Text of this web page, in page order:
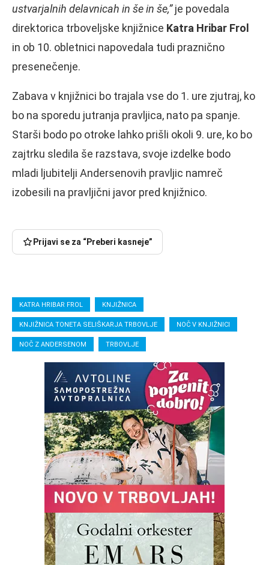
ustvarjalnih delavnicah in še in še,”je povedala
direktorica trboveljske knjižnice Katra Hribar Frol
in ob 10. obletnici napovedala tudi praznično
presenečenje.
Zabava v knjižnici bo trajala vse do 1. ure zjutraj, ko
bo na sporedu jutranja pravljica, nato pa spanje.
Starši bodo po otroke lahko prišli okoli 9. ure, ko bo
zajtrku sledila še razstava, svoje izdelke bodo
mladi ljubitelji Andersenovih pravljic namreč
izobesili na pravljični javor pred knjižnico.
Prijavi se za “Preberi kasneje”
KATRA HRIBAR FROL KNJIŽNICA
KNJIŽNICA TONETA SELIŠKARJA TRBOVLJE NOČ V KNJIŽNICI
NOČ Z ANDERSENOM TRBOVLJE